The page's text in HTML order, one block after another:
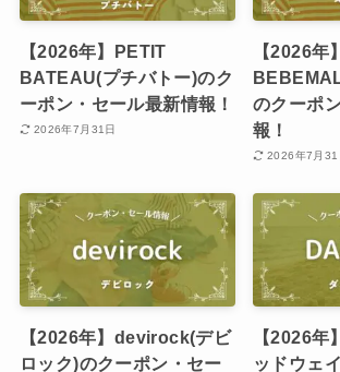
【2026年】PETIT
BATEAU(プチバトー)のク
ーポン・セール最新情報！
2026年7月31日
【2026年】
のクーポ
報！
2026年7月31
【2026年】devirock(デビ
ロック)のクーポン・セー
【2026
ッドウェ